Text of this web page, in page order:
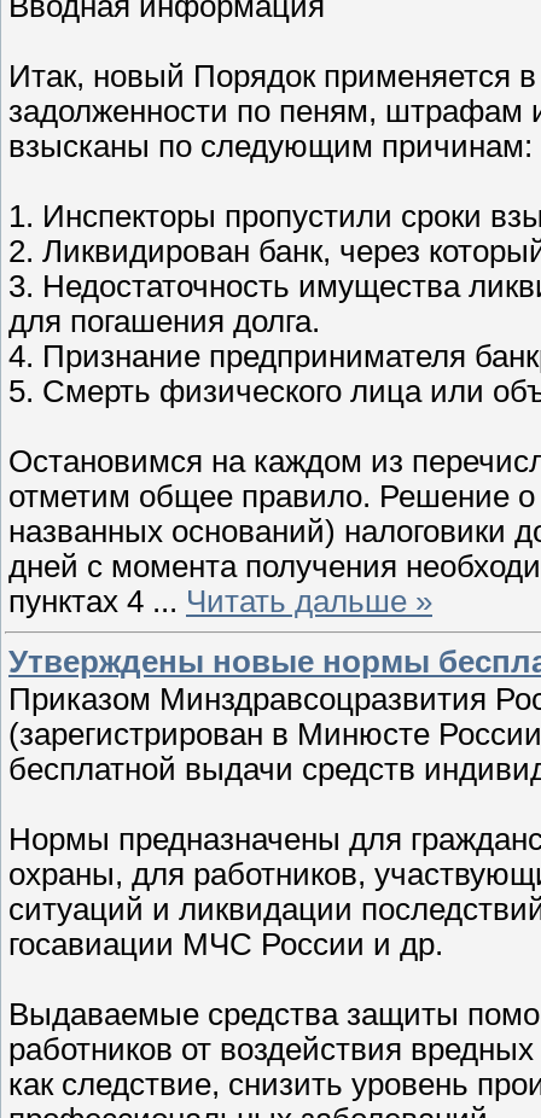
Итак, новый Порядок применяется
задолженности по пеням, штрафам
взысканы по следующим причинам:
1. Инспекторы пропустили сроки
2. Ликвидирован банк, через
3. Недостаточность имущества
для погашения долга.
4. Признание предпринимателя
5. Смерть физического лица или
Остановимся на каждом из
отметим общее правило. Решение
названных оснований) налоговики
дней с момента получения
пунктах 4 ... Читать дальше »
Утверждены новые нормы
Приказом Минздравсоцразвития
(зарегистрирован в Минюсте
бесплатной выдачи средств
Нормы предназначены для
охраны, для работников,
ситуаций и ликвидации
госавиации МЧС России и др.
Выдаваемые средства защиты
работников от воздействия
как следствие, снизить уровень